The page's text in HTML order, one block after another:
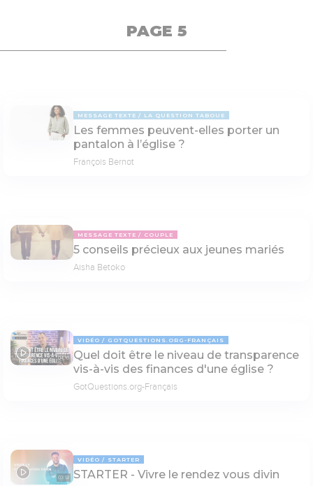
PAGE 5
MESSAGE TEXTE LA QUESTION TABOUE
Les femmes peuvent-elles porter un
pantalon à l’église ?
François Bernot
MESSAGE TEXTE COUPLE
5 conseils précieux aux jeunes mariés
Aisha Betoko
04:19
VIDÉO GOTQUESTIONS.ORG-FRANÇAIS
Quel doit être le niveau de transparence
vis-à-vis des finances d'une église ?
GotQuestions.org-Français
03:13
VIDÉO STARTER
STARTER - Vivre le rendez vous divin